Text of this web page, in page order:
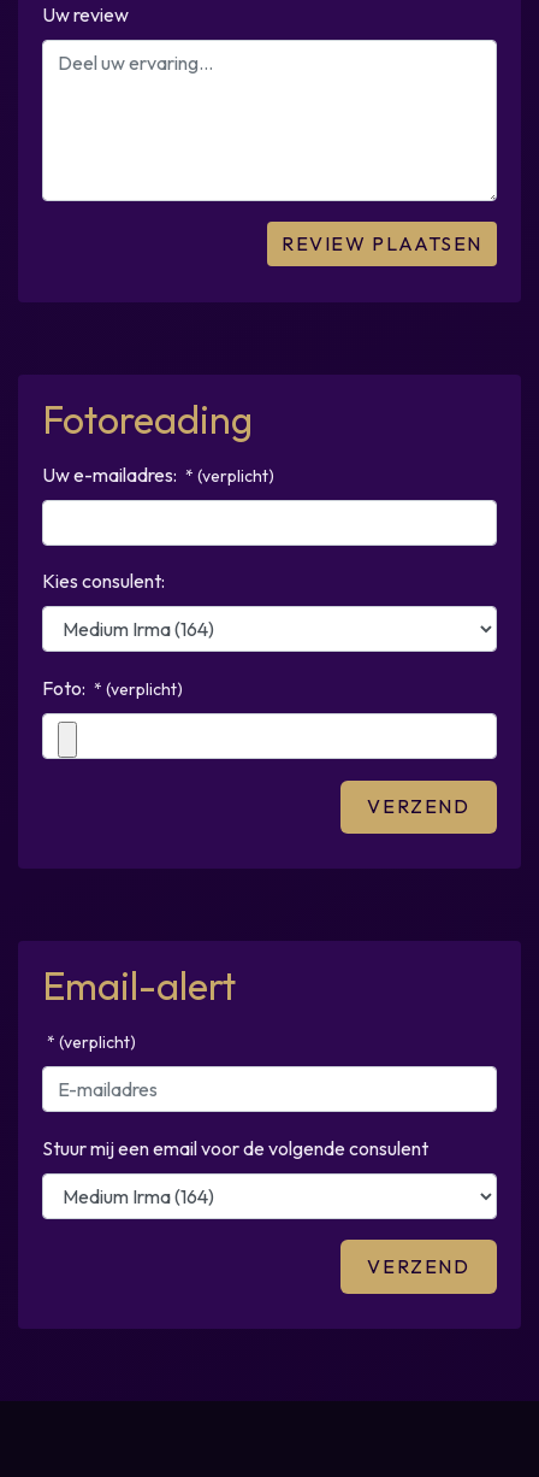
Uw review
Fotoreading
Uw e-mailadres: * (verplicht)
Kies consulent:
Foto: * (verplicht)
Email-alert
* (verplicht)
Stuur mij een email voor de volgende consulent